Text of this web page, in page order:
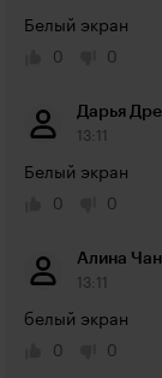
Белый экран
0
0
Дарья
13:11
Белый экран
0
0
Алина
13:11
белый экран
0
0